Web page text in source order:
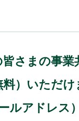
さまの事業
）いただけ
ルアドレス）